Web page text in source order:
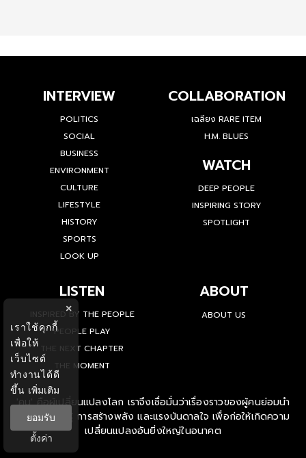
INTERVIEW
POLITICS
SOCIAL
BUSINESS
ENVIRONMENT
CULTURE
LIFESTYLE
HISTORY
SPORTS
LOOK UP
COLLABORATION
เฉลียง RARE ITEM
H.M. BLUES
WATCH
DEEP PEOPLE
INSPIRING STORY
SPOTLIGHT
LISTEN
INSPIRED BY THE PEOPLE
PEOPLE PLAY
THE NEXT CHAPTER
THE MOMENT
ABOUT
ABOUT US
'คน' คือผู้เปลี่ยนแปลงโลก เราจึงเชื่อมั่นว่าเรื่องราวของผู้คนย่อมนำ
ไปสู่การเรียนรู้ การสร้างพลัง และแรงบันดาลใจ เพื่อก่อให้เกิดความ
เปลี่ยนแปลงอันยิ่งใหญ่ในอนาคต
×
เราใช้คุกกี้
เพื่อให้
เว็บไซต์
ทำงานได้ดี
ขึ้น เพิ่มเติม
ยอมรับ
ตั้งค่า